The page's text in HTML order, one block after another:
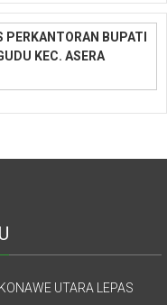
BUPATI
KEC. ASERA
UTARA LEPAS